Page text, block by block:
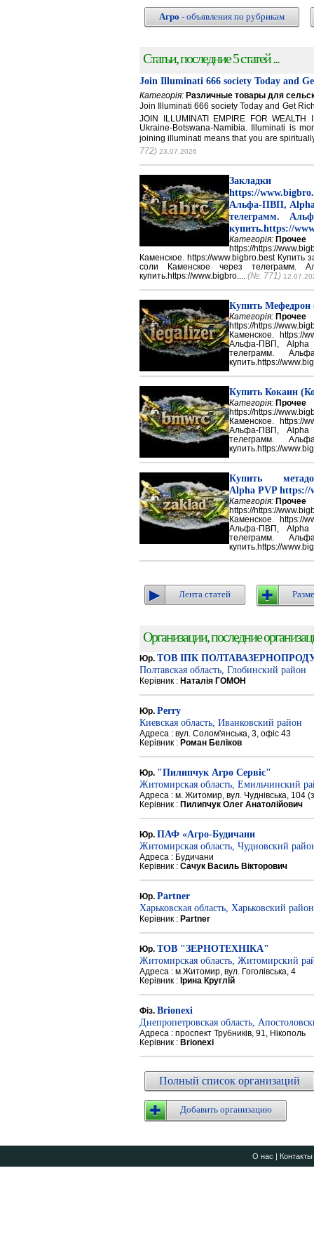
Агро - объявления по рубрикам
Статьи, последние 5 статей ...
Join Illuminati 666 society Today and
Категорія: Различные товары для
Join Illuminati 666 society Today and Get
JOIN ILLUMINATI EMPIRE FOR WEALTH
Ukraine-Botswana-Namibia. Illuminati is
joining illuminati means that you are
772) 23.07.2026
Закладки
https://
Альфа-ПВП, Alpha
телеграмм.
купить.https://
Категорія: Прочее
https://https://
Каменское. https://www.bigbro.best Купить
соли Каменское через телеграмм.
купить.https://www.bigbro.... (№: 771)
Купить
Категорія: Прочее
https://https://
Каменское. https://
Альфа-ПВП, Alpha
телеграмм.
купить.https://
Купить Кокаин
Категорія: Прочее
https://https://
Каменское. https://
Альфа-ПВП, Alpha
телеграмм.
купить.https://
Купить
Alpha PVP https://
Категорія: Прочее
https://https://
Каменское. https://
Альфа-ПВП, Alpha
телеграмм.
купить.https://
Лента статей
Организации, последние
Юр. ТОВ ІПК
Полтавская область, Глобинский район
Керівник : Наталія ГОМОН
Юр. Perry
Киевская область, Иванковский район
Адреса : вул. Солом'янська, 3, офіс 43
Керівник : Роман Беліков
Юр. "Пилипчук Агро Сервіс"
Житомирская область, Емильчинский
Адреса : м. Житомир, вул. Чуднівська, 104
Керівник : Пилипчук Олег Анатолійович
Юр. ПАФ «Агро-Будичани
Житомирская область, Чудновский
Адреса : Будичани
Керівник : Сачук Василь Вікторович
Юр. Partner
Харьковская область, Харьковский район
Керівник : Partner
Юр. ТОВ "ЗЕРНОТЕХНІКА"
Житомирская область, Житомирский
Адреса : м.Житомир, вул. Гоголівська, 4
Керівник : Ірина Круглій
Фіз. Brionexi
Днепропетровская область,
Адреса : проспект Трубників, 91, Нікополь
Керівник : Brionexi
Полный список организаций
Добавить организацию
О нас | Контакты